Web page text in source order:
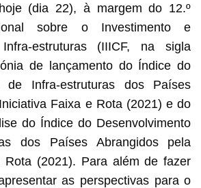
(dia 22), à margem do 12.º
sobre o Investimento e
estruturas (IIICF, na sigla
de lançamento do Índice do
de Infra-estruturas dos Países
Faixa e Rota (2021) e do
do Índice do Desenvolvimento
dos Países Abrangidos pela
Rota (2021). Para além de fazer
as perspectivas para o